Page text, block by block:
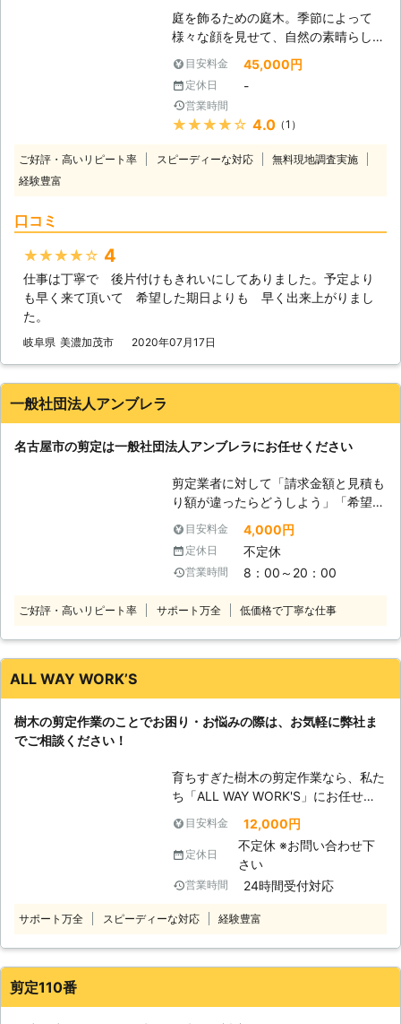
を整えるだけではなく、樹木を健康に
生育させるために重要な役割を持って
います。病害虫を防ぎ、木々に降り注
ぐ日光の量を調整することができま
す。樹木への負担を軽減し、新芽が発
育するのを促す効果があります。剪定
は樹木の形を整え、不要な枝を取り除
妨げになる枝や樹勢を衰えさせる枝を
庭を飾るための庭木。季節によって
様々な顔を見せて、自然の素晴らしさ
を教えてくれる大切な存在です。しか
し庭木は生き物です。時間が経てば成
長していって、枝が伸びてきます。
枝が伸びすぎた庭木は毛の量が多い髪
形のように、無造作な印象を与えてし
まいます。もし伸びすぎた庭木を整え
たいというお客様は「有限会社緑酒
も、やらなくてはいけない理由がある
ことをご存知でしょうか。実は伸びす
に悪影響をもたらしてしまうのです。
庭木に取り込ませることができる こ
定の作業は欠かせません。ぜひ「有限
会社緑酒園」に剪定の作業をおまかせ
くださいませ。 ●経歴20年以上の経
験で素早い作業を提供します 庭木を
剪定するにあたって重要になってくる
のが、職人の経験です。例えば庭の仕
事を始めたばかりの職人の場合はまだ
作業に慣れておらず、手際よく作業が
できずにお客様を必要以上に待たせて
しまうかもしれません。 弊社の職人
業に慣れております。手際の良い作業
で迅速に剪定を進めさせていただきま
すので、ご信頼を頂けたら幸いです。
てあげることで、健康な状態を保つこ
とができます。せっかく植えた庭木は
「有限会社緑酒園」はそんなお客様と
庭木のお付き合いに、剪定という形で
お手伝いいたします。
目安料金 45,000円
定休日 -
営業時間
★★★★★ 4.0（1）
ご好評・高いリピート率 スピーディーな対応
無料現地調査実施
経験豊富
口コミ
★★★★★ 4
仕事は丁寧で 後片付けもきれいにしてありました。予定より
も早く来て頂いて 希望した期日よりも 早く出来上がりまし
た。
岐阜県 美濃加茂市 2020年07月17日
一般社団法人アンブレラ
名古屋市の剪定は一般社団法人アンブレラにお任せください
剪定業者に対して「請求金額と見積も
り額が違ったらどうしよう」「希望が
通りにならなかったら嫌だなあ」とい
う不安がある方は、一般社団法人アン
ブレラなら安心です！ 当店は事前の
現地見積もりを徹底しており「思って
違いがないよう努めています。明るく
気軽にご相談ください。丁寧・親切な
目安料金 4,000円
定休日 不定休
営業時間 8：00～20：00
ご好評・高いリピート率 サポート万全 低価格で丁寧な仕事
ALL WAY WORK’S
樹木の剪定作業のことでお困り・お悩みの際は、お気軽に弊社ま
でご相談ください！
育ちすぎた樹木の剪定作業なら、私た
ち「ALL WAY WORK'S」にお任せく
ださい。 弊社に在籍しているのは、
豊富な経験と実績、正しい知識を所有
した熟練のプロです。 お客様の満足
いただける仕上がりを提供できるよ
う、今まで培ってきた技術をもとに
日々努めております。 剪定をご希望
の際は、遠慮なくお申し付けくださ
い。 【お庭のことならお任せくださ
い！】 樹木の剪定作業以外にも、お
目安料金 12,000円
定休日
不定休 ※お問い合わせ下
さい
営業時間 24時間受付対応
サポート万全 スピーディーな対応 経験豊富
剪定110番